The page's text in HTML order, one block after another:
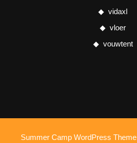
vidaxl
vloer
vouwtent
Summer Camp WordPress Theme